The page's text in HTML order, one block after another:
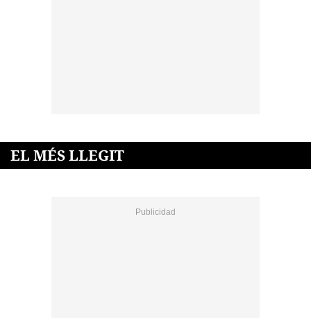
EL MÉS LLEGIT